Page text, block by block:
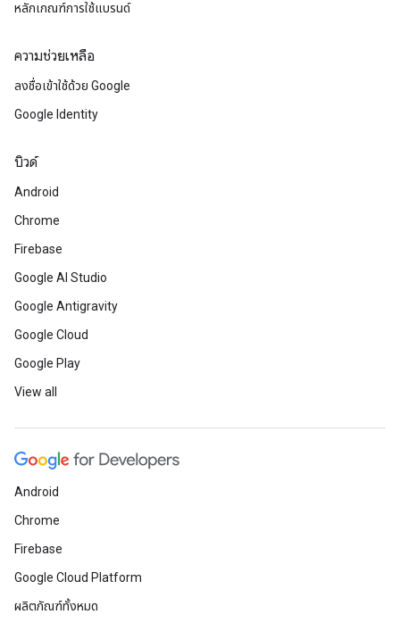
หลักเกณฑ์การใช้แบรนด์
ความช่วยเหลือ
ลงชื่อเข้าใช้ด้วย Google
Google Identity
บิวด์
Android
Chrome
Firebase
Google AI Studio
Google Antigravity
Google Cloud
Google Play
View all
Android
Chrome
Firebase
Google Cloud Platform
ผลิตภัณฑ์ทั้งหมด